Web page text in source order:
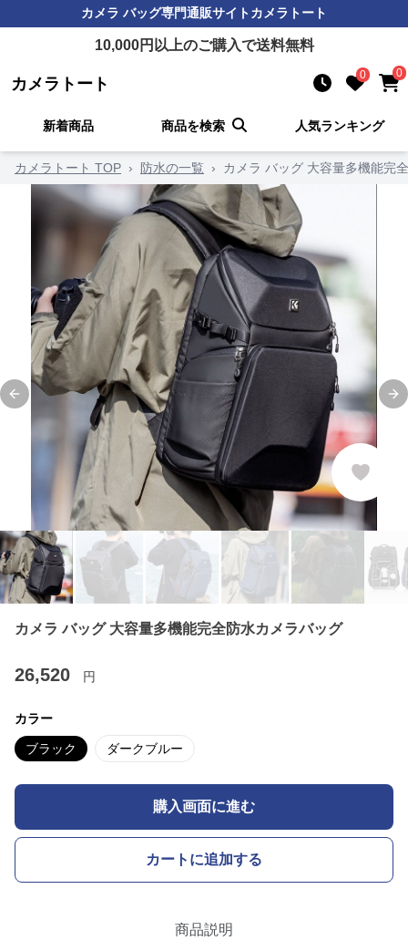
カメラ バッグ専門通販サイトカメラトート
10,000円以上のご購入で送料無料
カメラトート 0 0
新着商品 商品を検索 人気ランキング
カメラトート TOP › 防水の一覧 › カメラ バッグ 大容量多機能完
Previous slide
カメラ バッグ 大容量多機能完全防水カメラバッグ
26,520 円
カラー
ブラック ダークブルー
購入画面に進む
カートに追加する
商品説明